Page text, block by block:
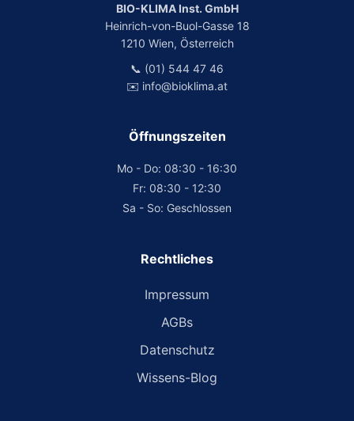
BIO-KLIMA Inst. GmbH
Heinrich-von-Buol-Gasse 18
1210 Wien, Österreich
📞 (01) 544 47 46
✉️ info@bioklima.at
Öffnungszeiten
Mo - Do: 08:30 - 16:30
Fr: 08:30 - 12:30
Sa - So: Geschlossen
Rechtliches
Impressum
AGBs
Datenschutz
Wissens-Blog